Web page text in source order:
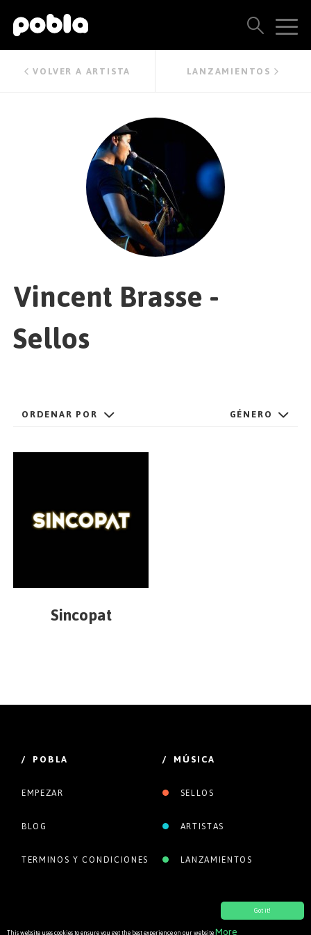
Got it!
ARTISTAS, SELLOS Y LANZAMIENTOS
ESPAÑOL
VER TODOS LOS RESULTADOS
VOLVER A ARTISTA LANZAMIENTOS
Vincent Brasse -
Sellos
GÉNERO
ORDENAR POR
Sincopat
/ POBLA
EMPEZAR
BLOG
TERMINOS Y CONDICIONES
/ MÚSICA
SELLOS
ARTISTAS
LANZAMIENTOS